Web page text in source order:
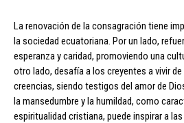
La renovación de la consagración tiene
la sociedad ecuatoriana. Por un lado,
esperanza y caridad, promoviendo una
otro lado, desafía a los creyentes a vivir
creencias, siendo testigos del amor de
la mansedumbre y la humildad, como
espiritualidad cristiana, puede inspirar a